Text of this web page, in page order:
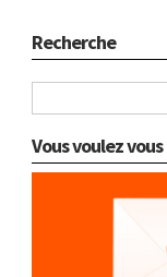
Recherche
Vous voulez